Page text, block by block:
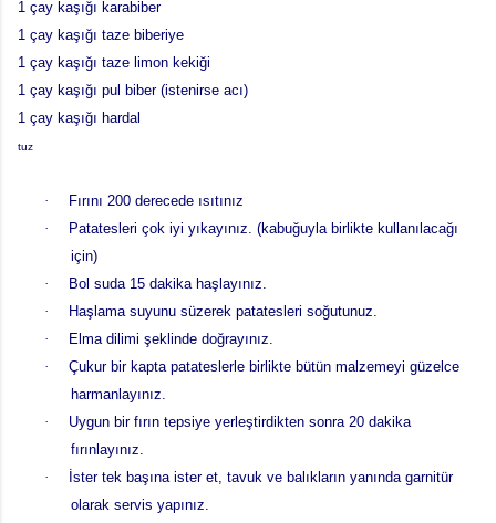
1 çay kaşığı karabiber
1 çay kaşığı taze biberiye
1 çay kaşığı taze limon kekiği
1 çay kaşığı pul biber (istenirse acı)
1 çay kaşığı hardal
tuz
·
Fırını 200 derecede ısıtınız
·
Patatesleri çok iyi yıkayınız. (kabuğuyla birlikte kullanılacağı
için)
·
Bol suda 15 dakika haşlayınız.
·
Haşlama suyunu süzerek patatesleri soğutunuz.
·
Elma dilimi şeklinde doğrayınız.
·
Çukur bir kapta patateslerle birlikte bütün malzemeyi güzelce
harmanlayınız.
·
Uygun bir fırın tepsiye yerleştirdikten sonra 20 dakika
fırınlayınız.
·
İster tek başına ister et, tavuk ve balıkların yanında garnitür
olarak servis yapınız.